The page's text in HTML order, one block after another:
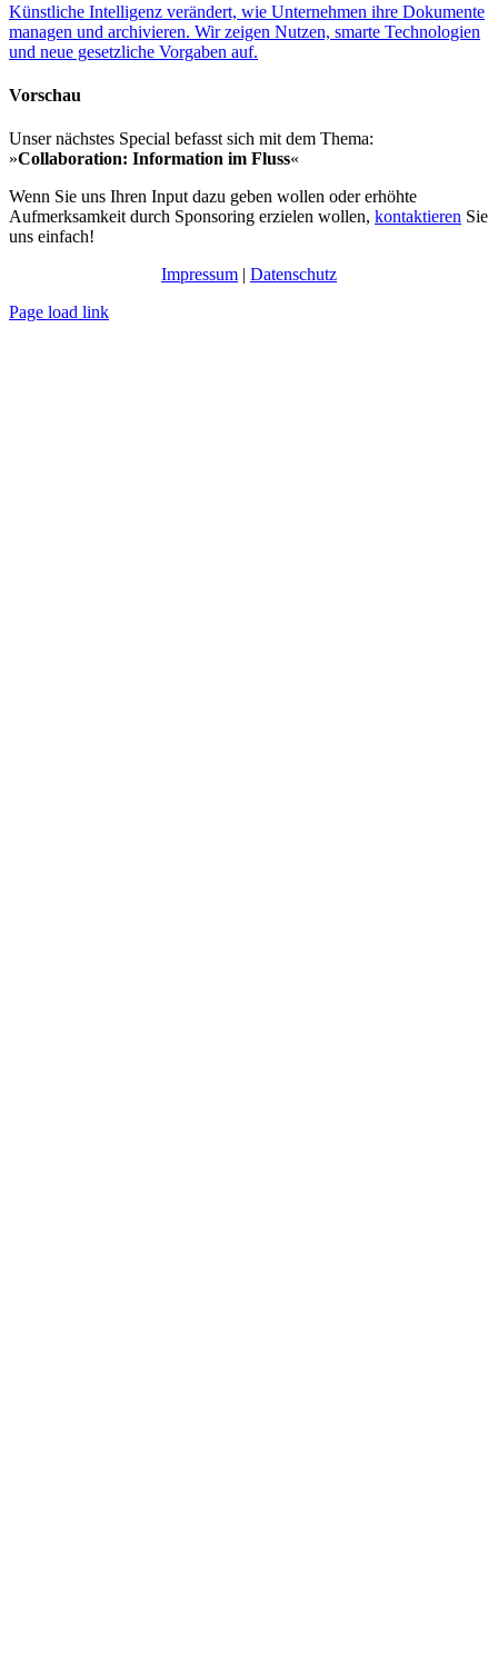
Künstliche Intelligenz verändert, wie Unternehmen ihre Dokumente
managen und archivieren. Wir zeigen Nutzen, smarte Technologien
und neue gesetzliche Vorgaben auf.
Vorschau
Unser nächstes Special befasst sich mit dem Thema:
»Collaboration: Information im Fluss«
Wenn Sie uns Ihren Input dazu geben wollen oder erhöhte
Aufmerksamkeit durch Sponsoring erzielen wollen, kontaktieren Sie
uns einfach!
Impressum | Datenschutz
Page load link